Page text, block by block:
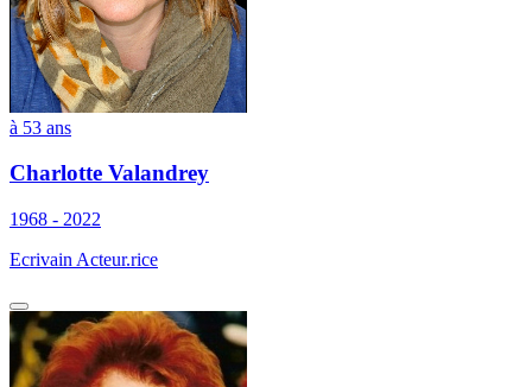
à 53 ans
Charlotte Valandrey
1968 - 2022
Ecrivain Acteur.rice